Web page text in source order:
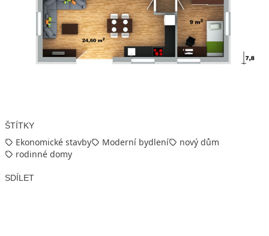
ŠTÍTKY
Ekonomické stavby Moderní bydlení
nový dům
rodinné domy
SDÍLET